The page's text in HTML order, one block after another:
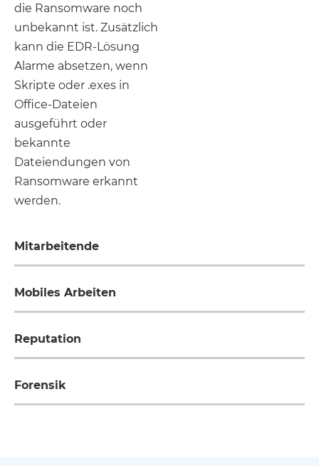
Mitarbeitende
Mobiles Arbeiten
Reputation
Forensik
die Ransomware noch
unbekannt ist. Zusätzlich
kann die EDR-Lösung
Alarme absetzen, wenn
Skripte oder .exes in
Office-Dateien
ausgeführt oder
bekannte
Dateiendungen von
Ransomware erkannt
werden.